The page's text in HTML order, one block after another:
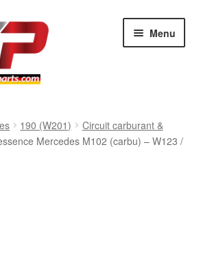
Menu
190 (W201)
Circuit carburant &
Mercedes M102 (carbu) – W123 /